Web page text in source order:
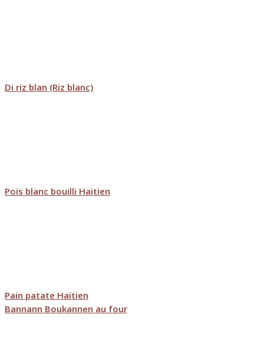
Di riz blan (Riz blanc)
Pois blanc bouilli Haitien
Pain patate Haitien
Bannann Boukannen au four